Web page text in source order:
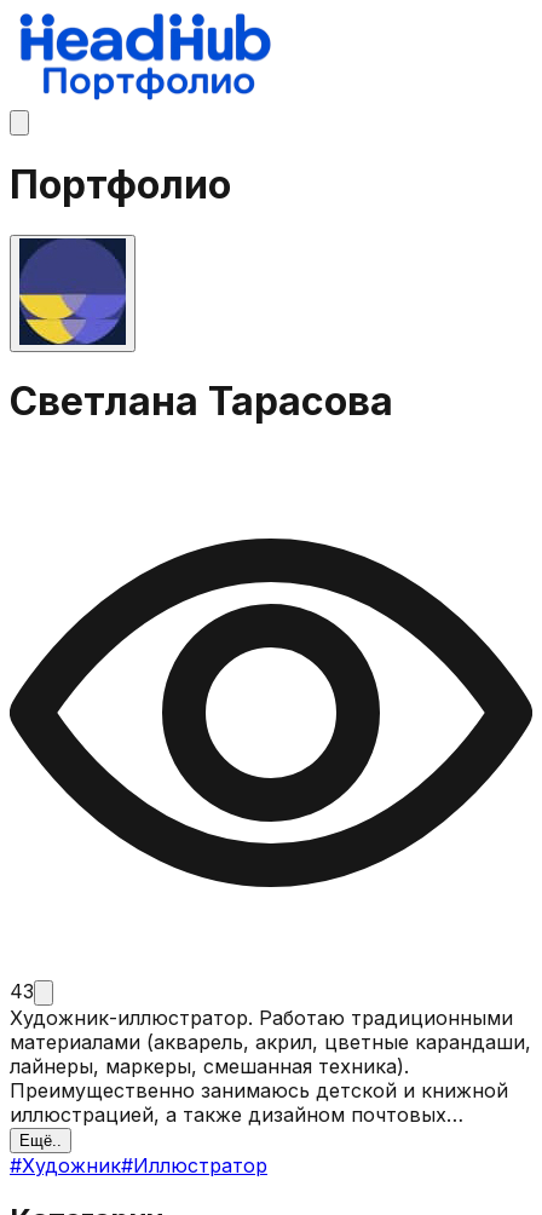
Портфолио
Светлана Тарасова
43
Художник-иллюстратор. Работаю традиционными
материалами (акварель, акрил, цветные карандаши,
лайнеры, маркеры, смешанная техника).
Преимущественно занимаюсь детской и книжной
иллюстрацией, а также дизайном почтовых
открыток и календарей.
Ещё..
#Художник#Иллюстратор